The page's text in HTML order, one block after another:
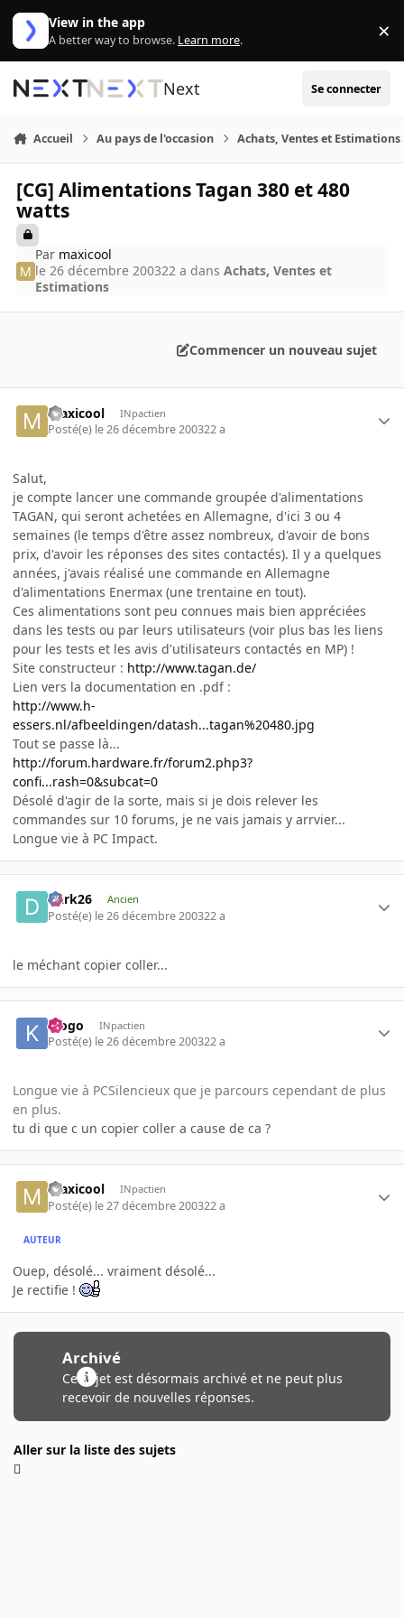
Aller au contenu
View in the app
A better way to browse. Learn more. ×
Next Se connecter
Accueil Au pays de l'occasion Achats, Ventes et Estimations
[CG] Alimentations Tagan 380 et 480
watts
Par maxicool
le 26 décembre 200322 a dansAchats, Ventes et
Estimations
Commencer un nouveau sujet
maxicool INpactien
Posté(e) le 26 décembre 200322 a
Salut,
je compte lancer une commande groupée d'alimentations
TAGAN, qui seront achetées en Allemagne, d'ici 3 ou 4
semaines (le temps d'être assez nombreux, d'avoir de bons
prix, d'avoir les réponses des sites contactés). Il y a quelques
années, j'avais réalisé une commande en Allemagne
d'alimentations Enermax (une trentaine en tout).
Ces alimentations sont peu connues mais bien appréciées
dans les tests ou par leurs utilisateurs (voir plus bas les liens
pour les tests et les avis d'utilisateurs contactés en MP) !
Site constructeur : http://www.tagan.de/
Lien vers la documentation en .pdf :
http://www.h-
essers.nl/afbeeldingen/datash...tagan%20480.jpg
Tout se passe là...
http://forum.hardware.fr/forum2.php3?
confi...rash=0&subcat=0
Désolé d'agir de la sorte, mais si je dois relever les
commandes sur 10 forums, je ne vais jamais y arrvier...
Longue vie à PC Impact.
Dark26 Ancien
Posté(e) le 26 décembre 200322 a
le méchant copier coller...
klogo INpactien
Posté(e) le 26 décembre 200322 a
Longue vie à PCSilencieux que je parcours cependant de plus
en plus.
tu di que c un copier coller a cause de ca ?
maxicool INpactien
Posté(e) le 27 décembre 200322 a
AUTEUR
Ouep, désolé... vraiment désolé...
Je rectifie !
Archivé
Ce sujet est désormais archivé et ne peut plus
recevoir de nouvelles réponses.
Aller sur la liste des sujets